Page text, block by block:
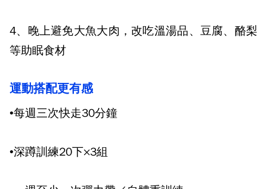
4、晚上避免大魚大肉，改吃溫湯品、豆腐、酪梨
等助眠食材
運動搭配更有感
•每週三次快走30分鐘
•深蹲訓練20下×3組